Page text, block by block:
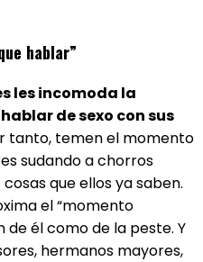
hablar”
les incomoda la
de sexo con sus
tanto, temen el momento
sudando a chorros
que ellos ya saben.
el “momento
de él como de la peste. Y
hermanos mayores,